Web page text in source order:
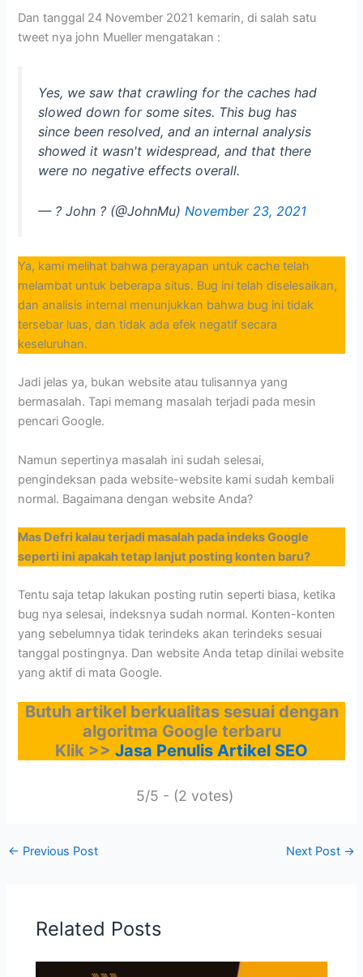
Dan tanggal 24 November 2021 kemarin, di salah satu
tweet nya john Mueller mengatakan :
Yes, we saw that crawling for the caches had
slowed down for some sites. This bug has
since been resolved, and an internal analysis
showed it wasn't widespread, and that there
were no negative effects overall.
— ? John ? (@JohnMu)November 23, 2021
Ya, kami melihat bahwa perayapan untuk cache telah
melambat untuk beberapa situs. Bug ini telah diselesaikan,
dan analisis internal menunjukkan bahwa bug ini tidak
tersebar luas, dan tidak ada efek negatif secara
keseluruhan.
Jadi jelas ya, bukan website atau tulisannya yang
bermasalah. Tapi memang masalah terjadi pada mesin
pencari Google.
Namun sepertinya masalah ini sudah selesai,
pengindeksan pada website-website kami sudah kembali
normal. Bagaimana dengan website Anda?
Mas Defri kalau terjadi masalah pada indeks Google
seperti ini apakah tetap lanjut posting konten baru?
Tentu saja tetap lakukan posting rutin seperti biasa, ketika
bug nya selesai, indeksnya sudah normal. Konten-konten
yang sebelumnya tidak terindeks akan terindeks sesuai
tanggal postingnya. Dan website Anda tetap dinilai website
yang aktif di mata Google.
Butuh artikel berkualitas sesuai dengan
algoritma Google terbaru
Klik >> Jasa Penulis Artikel SEO
5/5 - (2 votes)
← Previous Post Next Post →
Related Posts